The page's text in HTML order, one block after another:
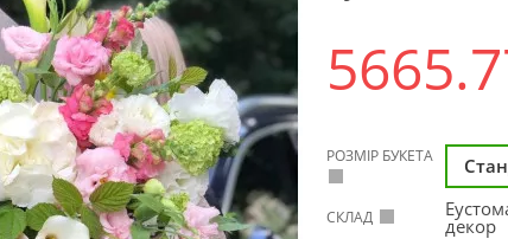
РОЗМІР БУКЕТА
СКЛАД декор